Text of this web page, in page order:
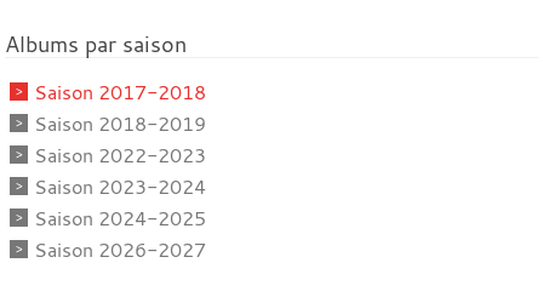
Albums par saison
Saison 2017-2018
Saison 2018-2019
Saison 2022-2023
Saison 2023-2024
Saison 2024-2025
Saison 2026-2027